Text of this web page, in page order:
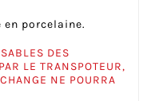
en porcelaine.
DES
LE TRANSPOTEUR,
NE POURRA